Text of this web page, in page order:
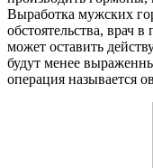
Выработка мужских
обстоятельства, врач
может оставить
будут менее
операция называется